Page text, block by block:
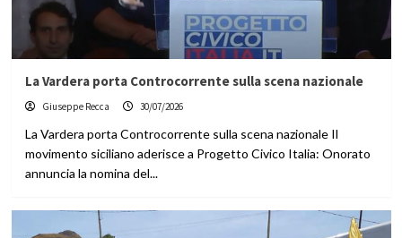
La Vardera porta Controcorrente sulla scena nazionale
Giuseppe Recca 30/07/2026
La Vardera porta Controcorrente sulla scena nazionale Il
movimento siciliano aderisce a Progetto Civico Italia: Onorato
annuncia la nomina del...